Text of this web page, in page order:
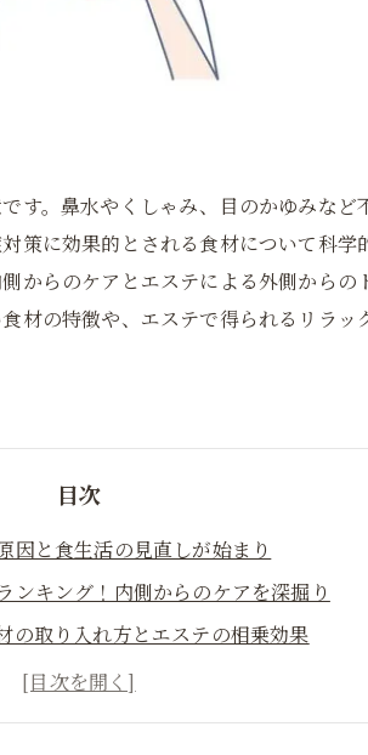
す。鼻水やくしゃみ、目のかゆみな
策に効果的とされる食材について科
からのケアとエステによる外側から
の特徴や、エステで得られるリラッ
目次
因と食生活の見直しが始まり
ンキング！内側からのケアを深掘り
の取り入れ方とエステの相乗効果
ス効果と体調管理のポイントとは？
アで花粉症症状が和らいだ体験談